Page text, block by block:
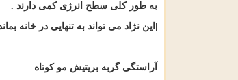
به طور کلی سطح انرژی کمی دارند .
این نژاد می تواند به تنهایی در خانه
آراستگی گربه بریتیش مو کوتاه